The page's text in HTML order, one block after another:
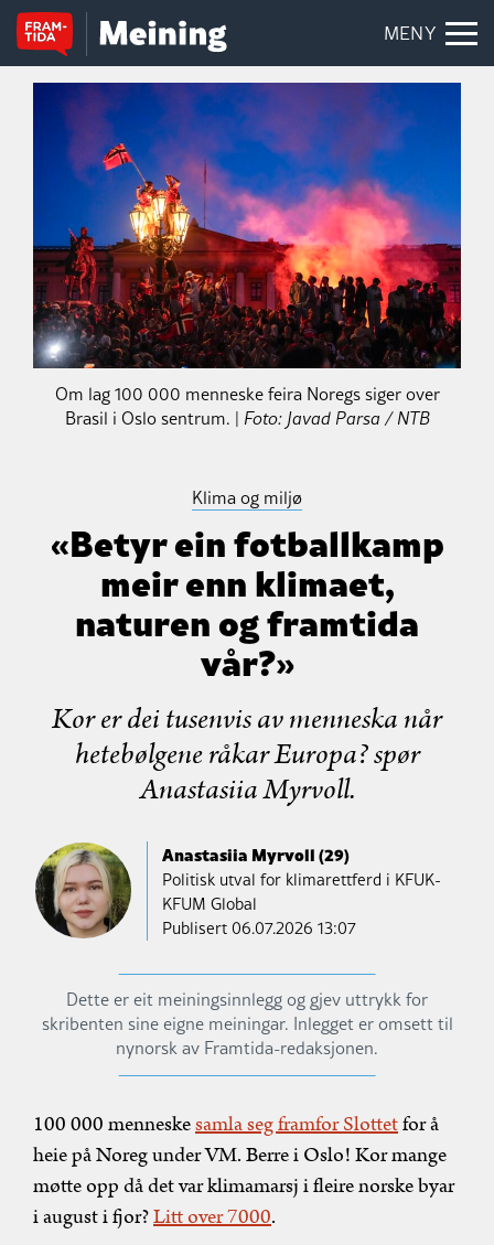
MENY
Om lag 100 000 menneske feira Noregs siger over
Brasil i Oslo sentrum. | Foto: Javad Parsa / NTB
Klima og miljø
«Betyr ein fotballkamp
meir enn klimaet,
naturen og framtida
vår?»
Kor er dei tusenvis av menneska når
hetebølgene råkar Europa? spør
Anastasiia Myrvoll.
Anastasiia Myrvoll (29)
Politisk utval for klimarettferd i KFUK-
KFUM Global
Publisert06.07.2026 13:07
Dette er eit meiningsinnlegg og gjev uttrykk for
skribenten sine eigne meiningar. Inlegget er omsett til
nynorsk av Framtida-redaksjonen.
100 000 menneskesamla seg framfor Slottetfor å
heie på Noreg under VM. Berre i Oslo! Kor mange
møtte opp då det var klimamarsj i fleire norske byar
i august i fjor?Litt over 7000.